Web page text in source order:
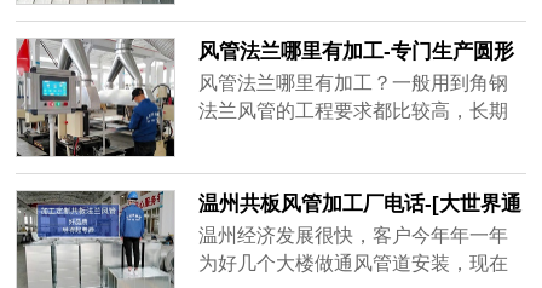
技术不......
厂家也跟着变多，但是质量可能比不
了品牌厂家，大世界通风作为行业内
品牌厂家，精益求精的品质顺应客户
对螺旋风管质量上的要求。
风管法兰哪里有加工-专门生产圆形
矩形风管法兰[大世界通风]
风管法兰哪里有加工？一般用到角钢
法兰风管的工程要求都比较高，长期
大的作用。
温州共板风管加工厂电话-[大世界通
风]
温州经济发展很快，客户今年年一年
为好几个大楼做通风管道安装，现在